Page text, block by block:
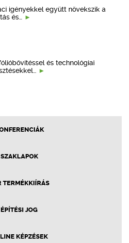
igényekkel együtt növekszik a
és…
és technológiai
SZAKLAPOK
TERMÉKKIÍRÁS
ÉPÍTÉSI JOG
KÉPZÉSEK